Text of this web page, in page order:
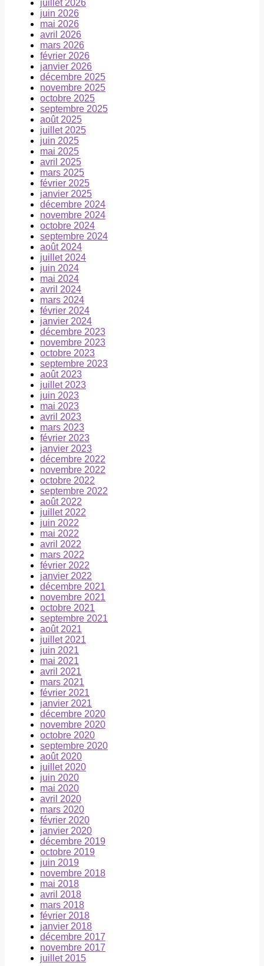
juillet 2026
juin 2026
mai 2026
avril 2026
mars 2026
février 2026
janvier 2026
décembre 2025
novembre 2025
octobre 2025
septembre 2025
août 2025
juillet 2025
juin 2025
mai 2025
avril 2025
mars 2025
février 2025
janvier 2025
décembre 2024
novembre 2024
octobre 2024
septembre 2024
août 2024
juillet 2024
juin 2024
mai 2024
avril 2024
mars 2024
février 2024
janvier 2024
décembre 2023
novembre 2023
octobre 2023
septembre 2023
août 2023
juillet 2023
juin 2023
mai 2023
avril 2023
mars 2023
février 2023
janvier 2023
décembre 2022
novembre 2022
octobre 2022
septembre 2022
août 2022
juillet 2022
juin 2022
mai 2022
avril 2022
mars 2022
février 2022
janvier 2022
décembre 2021
novembre 2021
octobre 2021
septembre 2021
août 2021
juillet 2021
juin 2021
mai 2021
avril 2021
mars 2021
février 2021
janvier 2021
décembre 2020
novembre 2020
octobre 2020
septembre 2020
août 2020
juillet 2020
juin 2020
mai 2020
avril 2020
mars 2020
février 2020
janvier 2020
décembre 2019
octobre 2019
juin 2019
novembre 2018
mai 2018
avril 2018
mars 2018
février 2018
janvier 2018
décembre 2017
novembre 2017
juillet 2015